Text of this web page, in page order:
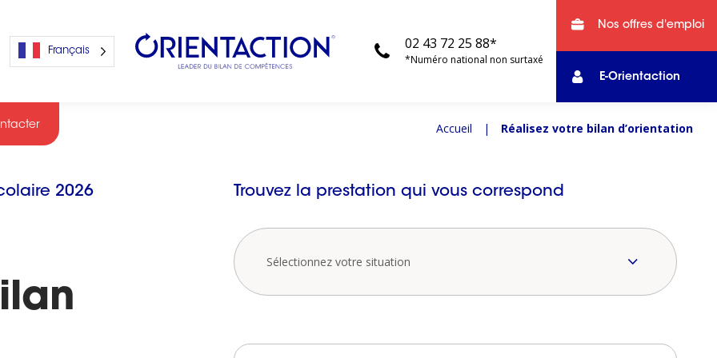
Français 02 43 72 25 88*
*Numéro national non surtaxé
Nos offres d'emploi
E-Orientaction
Accueil | Réalisez votre bilan d’orientation
2026 Trouvez la prestation qui vous correspond
Sélectionnez votre situation